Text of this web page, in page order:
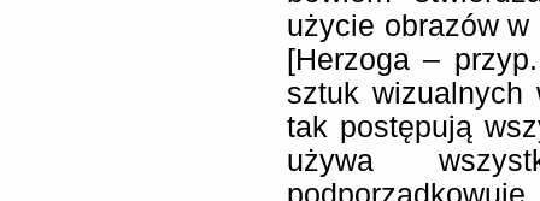
użycie obrazów
[Herzoga –
sztuk wizualnych
tak postępują
używa